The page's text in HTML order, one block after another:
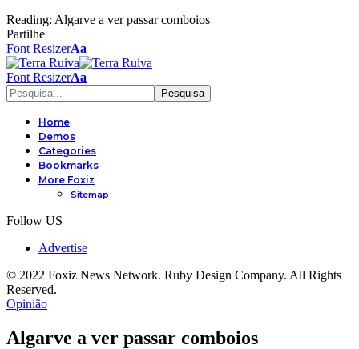
Reading: Algarve a ver passar comboios
Partilhe
Font ResizerAa
Font ResizerAa
Home
Demos
Categories
Bookmarks
More Foxiz
Sitemap
Follow US
Advertise
© 2022 Foxiz News Network. Ruby Design Company. All Rights
Reserved.
Opinião
Algarve a ver passar comboios